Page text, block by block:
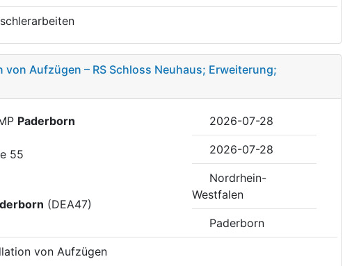
Aufzügen – RS Schloss Neuhaus; Erweiterung;
Paderborn
55
(DEA47)
2026-07-28
2026-07-28
Nordrhein-
Westfalen
Paderborn
von Aufzügen